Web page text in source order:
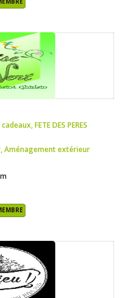
cadeaux,FETE DES PERES
,Aménagement extérieur